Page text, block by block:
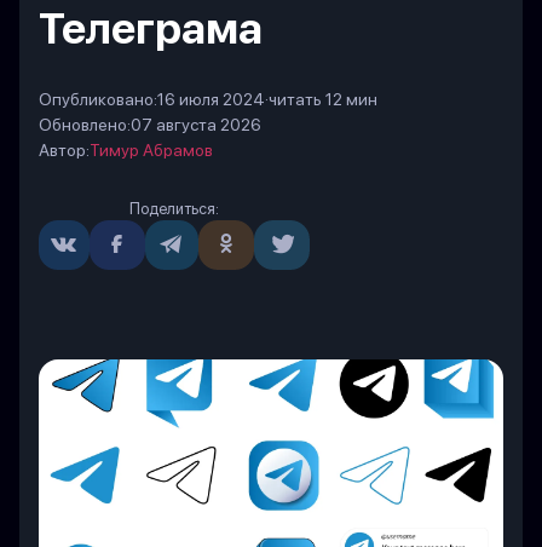
Телеграма
Опубликовано:16 июля 2024·читать 12 мин
Обновлено:07 августа 2026
Автор:Тимур Абрамов
Поделиться: